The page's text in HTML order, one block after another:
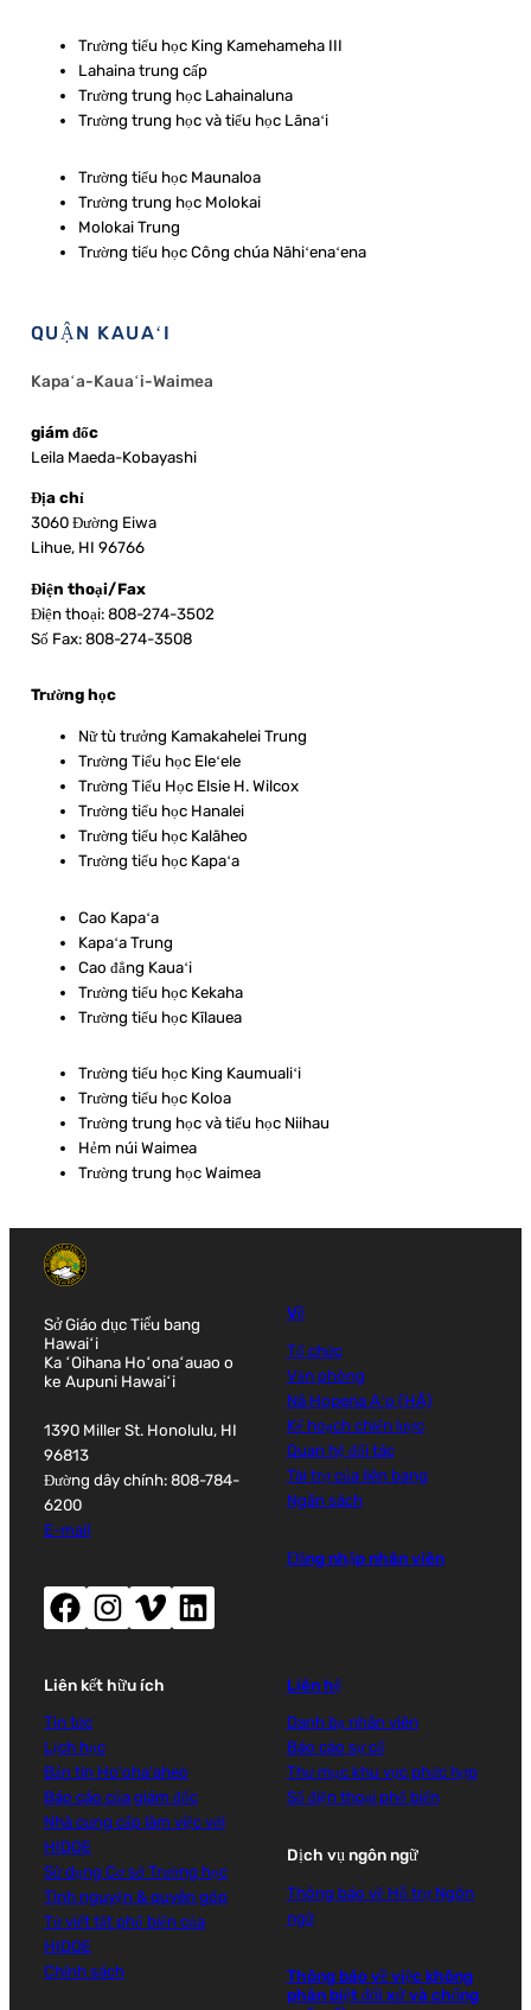
Trường tiểu học King Kamehameha III
Lahaina trung cấp
Trường trung học Lahainaluna
Trường trung học và tiểu học Lānaʻi
Trường tiểu học Maunaloa
Trường trung học Molokai
Molokai Trung
Trường tiểu học Công chúa Nāhiʻenaʻena
QUẬN KAUAʻI
Kapaʻa-Kauaʻi-Waimea
giám đốc
Leila Maeda-Kobayashi
Địa chỉ
3060 Đường Eiwa
Lihue, HI 96766
Điện thoại/Fax
Điện thoại: 808-274-3502
Số Fax: 808-274-3508
Trường học
Nữ tù trưởng Kamakahelei Trung
Trường Tiểu học Eleʻele
Trường Tiểu Học Elsie H. Wilcox
Trường tiểu học Hanalei
Trường tiểu học Kalāheo
Trường tiểu học Kapaʻa
Cao Kapaʻa
Kapaʻa Trung
Cao đẳng Kauaʻi
Trường tiểu học Kekaha
Trường tiểu học Kīlauea
Trường tiểu học King Kaumualiʻi
Trường tiểu học Koloa
Trường trung học và tiểu học Niihau
Hẻm núi Waimea
Trường trung học Waimea
Sở Giáo dục Tiểu bang
Hawaiʻi
Ka ʻOihana Hoʻonaʻauao o
ke Aupuni Hawaiʻi
1390 Miller St. Honolulu, HI
96813
Đường dây chính: 808-784-
6200
E-mail
Facebook (mở cửa sổ mới)Instagram (mở cửa sổ mới)Vimeo (mở cửa sổ mới)LinkedIn (mở cửa sổ mới)
Về
Tổ chức
Văn phòng
Nā Hopena Aʻo (HĀ)
Kế hoạch chiến lược
Quan hệ đối tác
Tài trợ của liên bang
Ngân sách
Đăng nhập nhân viên
Liên kết hữu ích
Tin tức
Lịch học
Bản tin Ho'oha'aheo
Báo cáo của giám đốc
Nhà cung cấp làm việc với
HIDOE
Sử dụng Cơ sở Trường học
Tình nguyện & quyên góp
Từ viết tắt phổ biến của
HIDOE
Chính sách
Liên hệ
Danh bạ nhân viên
Báo cáo sự cố
Thư mục khu vực phức hợp
Số điện thoại phổ biến
Dịch vụ ngôn ngữ
Thông báo về Hỗ trợ Ngôn
ngữ
Thông báo về việc không
phân biệt đối xử và chống